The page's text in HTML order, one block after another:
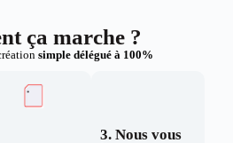
ça marche ?
simple délégué à 100%
3. Nous vous